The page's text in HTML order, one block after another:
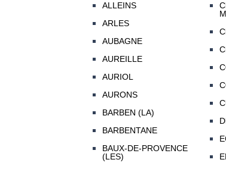
ALLEINS
ARLES
AUBAGNE
AUREILLE
AURIOL
AURONS
BARBEN (LA)
BARBENTANE
BAUX-DE-PROVENCE
(LES)